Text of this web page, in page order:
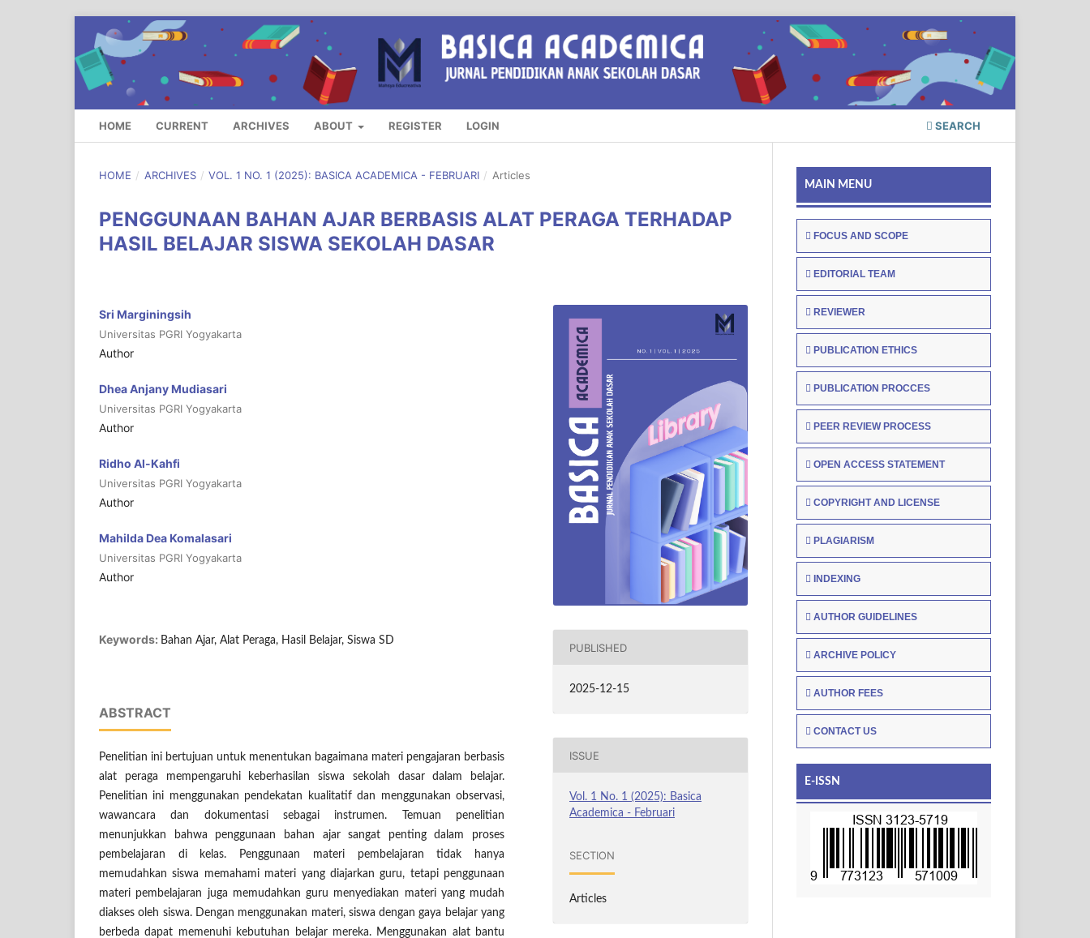
HOME CURRENT ARCHIVES ABOUT REGISTER LOGIN SEARCH
HOME / ARCHIVES / VOL. 1 NO. 1 (2025): BASICA ACADEMICA - FEBRUARI / Articles
PENGGUNAAN BAHAN AJAR BERBASIS ALAT PERAGA TERHADAP
HASIL BELAJAR SISWA SEKOLAH DASAR
Sri Marginingsih
Universitas PGRI Yogyakarta
Author
Dhea Anjany Mudiasari
Universitas PGRI Yogyakarta
Author
Ridho Al-Kahfi
Universitas PGRI Yogyakarta
Author
Mahilda Dea Komalasari
Universitas PGRI Yogyakarta
Author
Keywords: Bahan Ajar, Alat Peraga, Hasil Belajar, Siswa SD
ABSTRACT
Penelitian ini bertujuan untuk menentukan bagaimana materi pengajaran berbasis
alat peraga mempengaruhi keberhasilan siswa sekolah dasar dalam belajar.
Penelitian ini menggunakan pendekatan kualitatif dan menggunakan observasi,
wawancara dan dokumentasi sebagai instrumen. Temuan penelitian
menunjukkan bahwa penggunaan bahan ajar sangat penting dalam proses
pembelajaran di kelas. Penggunaan materi pembelajaran tidak hanya
memudahkan siswa memahami materi yang diajarkan guru, tetapi penggunaan
materi pembelajaran juga memudahkan guru menyediakan materi yang mudah
diakses oleh siswa. Dengan menggunakan materi, siswa dengan gaya belajar yang
berbeda dapat memenuhi kebutuhan belajar mereka. Menggunakan alat bantu
PUBLISHED
2025-12-15
ISSUE
Vol. 1 No. 1 (2025): Basica
Academica - Februari
SECTION
Articles
MAIN MENU
FOCUS AND SCOPE
EDITORIAL TEAM
REVIEWER
PUBLICATION ETHICS
PUBLICATION PROCCES
PEER REVIEW PROCESS
OPEN ACCESS STATEMENT
COPYRIGHT AND LICENSE
PLAGIARISM
INDEXING
AUTHOR GUIDELINES
ARCHIVE POLICY
AUTHOR FEES
CONTACT US
E-ISSN